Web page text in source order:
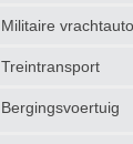
Militaire
Treintransport
Bergingsvoertuig